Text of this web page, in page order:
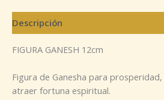
Descripción
FIGURA GANESH 12cm
Figura de Ganesha para
atraer fortuna espiritual.